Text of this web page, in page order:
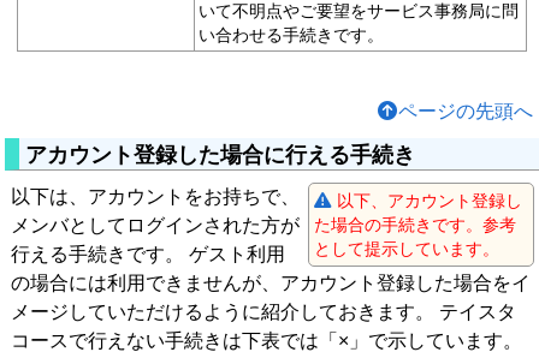
いて不明点やご要望をサービス事務局に問
い合わせる手続きです。
ページの先頭へ
アカウント登録した場合に行える手続き
以下、アカウント登録し
た場合の手続きです。参考
として提示しています。
以下は、アカウントをお持ちで、
メンバとしてログインされた方が
行える手続きです。 ゲスト利用
の場合には利用できませんが、アカウント登録した場合をイ
メージしていただけるように紹介しておきます。 テイスタ
コースで行えない手続きは下表では「×」で示しています。